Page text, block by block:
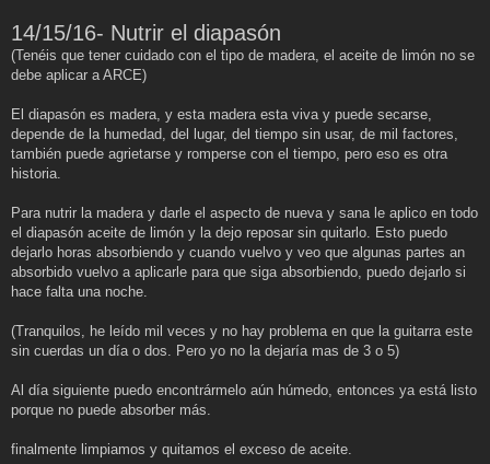
14/15/16- Nutrir el diapasón
(Tenéis que tener cuidado con el tipo de madera, el aceite de limón no se
debe aplicar a ARCE)
El diapasón es madera, y esta madera esta viva y puede secarse,
depende de la humedad, del lugar, del tiempo sin usar, de mil factores,
también puede agrietarse y romperse con el tiempo, pero eso es otra
historia.
Para nutrir la madera y darle el aspecto de nueva y sana le aplico en todo
el diapasón aceite de limón y la dejo reposar sin quitarlo. Esto puedo
dejarlo horas absorbiendo y cuando vuelvo y veo que algunas partes an
absorbido vuelvo a aplicarle para que siga absorbiendo, puedo dejarlo si
hace falta una noche.
(Tranquilos, he leído mil veces y no hay problema en que la guitarra este
sin cuerdas un día o dos. Pero yo no la dejaría mas de 3 o 5)
Al día siguiente puedo encontrármelo aún húmedo, entonces ya está listo
porque no puede absorber más.
finalmente limpiamos y quitamos el exceso de aceite.